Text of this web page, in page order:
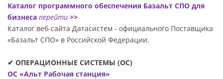
Каталог программного обеспечения Базальт СПО для
бизнеса перейти >>
Каталог веб-сайта Датасиcтем - официального Поставщика
«Базальт СПО» в Российской Федерации.
✔ ОПЕРАЦИОННЫЕ СИСТЕМЫ (ОС)
ОС «Альт Рабочая станция»